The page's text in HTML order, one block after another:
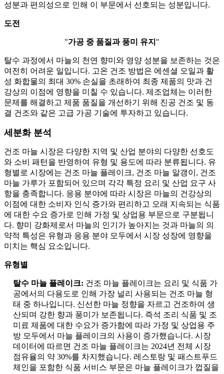
성분과 편의성으로 인해 이 부문에서 선호되는 성분입니다.
도전
"가공 중 품질과 풍미 유지 "
탈수 과정에서 마늘의 천연 향미와 영양 성분을 보존하는 것은
여전히 ​​어려운 일입니다. 고온 건조 방법은 에센셜 오일과 활
성 화합물의 최대 30% 손실을 초래하여 최종 제품의 맛과 건
강상의 이점에 영향을 미칠 수 있습니다. 제조업체는 이러한
문제를 해결하고 제품 품질을 개선하기 위해 진공 건조 및 동
결 건조와 같은 고급 가공 기술에 투자하고 있습니다.
세분화 분석
건조 마늘 시장은 다양한 지역 및 산업 분야의 다양한 선호도
와 소비 패턴을 반영하여 유형 및 용도에 따라 분류됩니다. 유
형별로 시장에는 건조 마늘 플레이크, 건조 마늘 알갱이, 건조
마늘 가루가 포함되어 있으며 각각 특정 요리 및 산업 요구 사
항을 충족합니다. 응용 분야에 따라 시장은 마늘의 건강상의
이점에 대한 소비자 인식 증가와 편리하고 오래 지속되는 식품
에 대한 수요 증가로 인해 가정 및 상업용 부문으로 구분됩니
다. 향미 강화제로서 마늘의 인기가 높아지는 것과 마늘의 의
약적 특성은 유형과 응용 분야 모두에서 시장 성장에 영향을
미치는 핵심 요소입니다.
유형별
탈수 마늘 플레이크: 건조 마늘 플레이크는 요리 및 식품 가
공에서의 다용도로 인해 가장 널리 사용되는 건조 마늘 형
태 중 하나입니다. 신선한 마늘 정향을 자르고 건조하여 생
산되며 강한 향과 풍미가 보존됩니다. 즉석 조리 식품 및 조
미료 제품에 대한 수요가 증가함에 따라 가정 및 상업용 주
방 모두에서 마늘 플레이크의 사용이 증가했습니다. 시장
데이터에 따르면 건조 마늘 플레이크는 2024년 전체 시장
점유율의 약 30%를 차지했습니다. 레스토랑 및 패스트푸드
체인을 포함한 식품 서비스 부문은 마늘 플레이크가 껍질을